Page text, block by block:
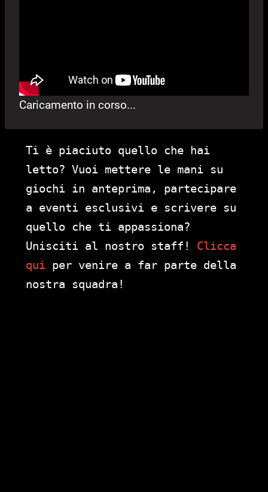
Caricamento in corso...
Ti è piaciuto quello che hai
letto? Vuoi mettere le mani su
giochi in anteprima, partecipare
a eventi esclusivi e scrivere su
quello che ti appassiona?
Unisciti al nostro staff! Clicca
qui per venire a far parte della
nostra squadra!